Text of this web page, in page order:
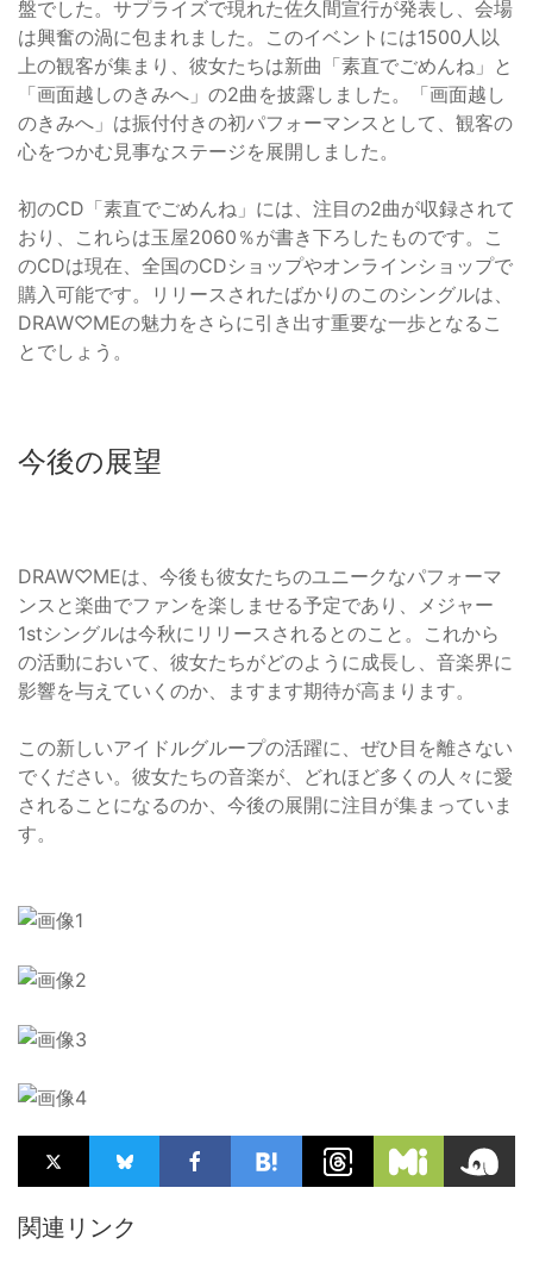
盤でした。サプライズで現れた佐久間宣行が発表し、会場
は興奮の渦に包まれました。このイベントには1500人以
上の観客が集まり、彼女たちは新曲「素直でごめんね」と
「画面越しのきみへ」の2曲を披露しました。「画面越し
のきみへ」は振付付きの初パフォーマンスとして、観客の
心をつかむ見事なステージを展開しました。
初のCD「素直でごめんね」には、注目の2曲が収録されて
おり、これらは玉屋2060％が書き下ろしたものです。こ
のCDは現在、全国のCDショップやオンラインショップで
購入可能です。リリースされたばかりのこのシングルは、
DRAW♡MEの魅力をさらに引き出す重要な一歩となるこ
とでしょう。
今後の展望
DRAW♡MEは、今後も彼女たちのユニークなパフォーマ
ンスと楽曲でファンを楽しませる予定であり、メジャー
1stシングルは今秋にリリースされるとのこと。これから
の活動において、彼女たちがどのように成長し、音楽界に
影響を与えていくのか、ますます期待が高まります。
この新しいアイドルグループの活躍に、ぜひ目を離さない
でください。彼女たちの音楽が、どれほど多くの人々に愛
されることになるのか、今後の展開に注目が集まっていま
す。
関連リンク